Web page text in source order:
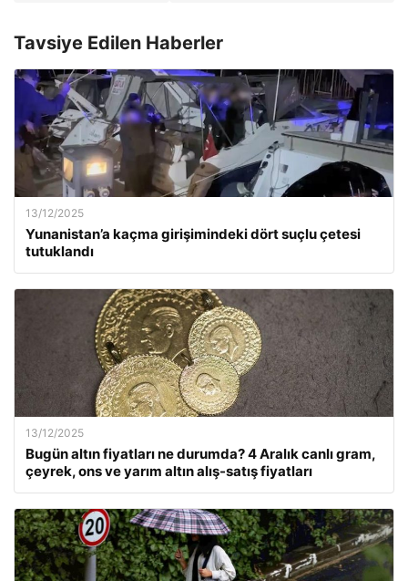
Tavsiye Edilen Haberler
13/12/2025
Yunanistan’a kaçma girişimindeki dört suçlu çetesi
tutuklandı
13/12/2025
Bugün altın fiyatları ne durumda? 4 Aralık canlı gram,
çeyrek, ons ve yarım altın alış-satış fiyatları